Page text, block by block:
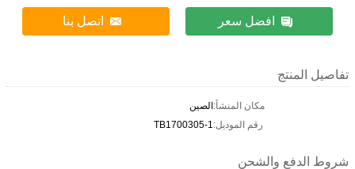
افضل سعر اتصل بنا
تفاصيل المنتج
مكان المنشأ:الصين
رقم الموديل:TB1700305-1
شروط الدفع والشحن